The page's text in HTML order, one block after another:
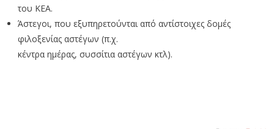
του ΚΕΑ.
Άστεγοι, που εξυπηρετούνται από αντίστοιχες δομές
φιλοξενίας αστέγων (π.χ.
κέντρα ημέρας, συσσίτια αστέγων κτλ).